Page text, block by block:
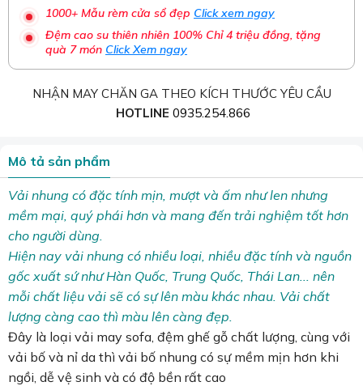
1000+ Mẫu rèm cửa sổ đẹp Click xem ngay
Đệm cao su thiên nhiên 100% Chỉ 4 triệu đồng, tặng
quà 7 món Click Xem ngay
NHẬN MAY CHĂN GA THEO KÍCH THƯỚC YÊU CẦU
HOTLINE 0935.254.866
Mô tả sản phẩm
Vải nhung có đặc tính mịn, mượt và ấm như len nhưng
mềm mại, quý phái hơn và mang đến trải nghiệm tốt hơn
cho người dùng.
Hiện nay vải nhung có nhiều loại, nhiều đặc tính và nguồn
gốc xuất sứ như Hàn Quốc, Trung Quốc, Thái Lan... nên
mỗi chất liệu vải sẽ có sự lên màu khác nhau. Vải chất
lượng càng cao thì màu lên càng đẹp.
Đây là loại vải may sofa, đệm ghế gỗ chất lượng, cùng với
vải bố và nỉ da thì vải bố nhung có sự mềm mịn hơn khi
ngồi, dễ vệ sinh và có độ bền rất cao